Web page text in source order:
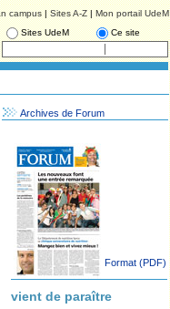
campus|Sites A-Z|Mon portail UdeM
Sites UdeM
Ce site
Archives de Forum
Format (PDF)
vient de paraître